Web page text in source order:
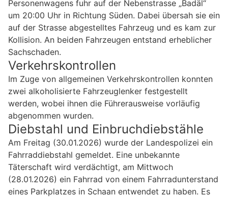
Personenwagens fuhr auf der Nebenstrasse „Badäl“
um 20:00 Uhr in Richtung Süden. Dabei übersah sie ein
auf der Strasse abgestelltes Fahrzeug und es kam zur
Kollision. An beiden Fahrzeugen entstand erheblicher
Sachschaden.
Verkehrskontrollen
Im Zuge von allgemeinen Verkehrskontrollen konnten
zwei alkoholisierte Fahrzeuglenker festgestellt
werden, wobei ihnen die Führerausweise vorläufig
abgenommen wurden.
Diebstahl und Einbruchdiebstähle
Am Freitag (30.01.2026) wurde der Landespolizei ein
Fahrraddiebstahl gemeldet. Eine unbekannte
Täterschaft wird verdächtigt, am Mittwoch
(28.01.2026) ein Fahrrad von einem Fahrradunterstand
eines Parkplatzes in Schaan entwendet zu haben. Es